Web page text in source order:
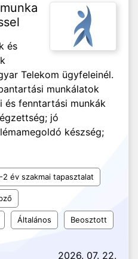
és
Telekom ügyfeleinél.
munkálatok
és fenntartási munkák
jó
készség;
2 év szakmai tapasztalat
Általános Beosztott
2026. 07. 22.